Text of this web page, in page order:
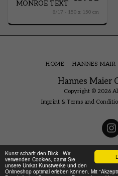
Kunst schärft den Blick - Wir
verwenden Cookies, damit Sie
unsere Unikat Kunstwerke und den
Onlineshop optimal erleben können. Mit
MONROE TEXT
8/17 - 150 x 150 cm
Hannes Maier
Copyright © 2026
Imprint & Terms and
HOME HANNES MAIR